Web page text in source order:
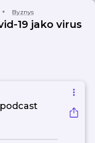
Byznys
19 jako virus